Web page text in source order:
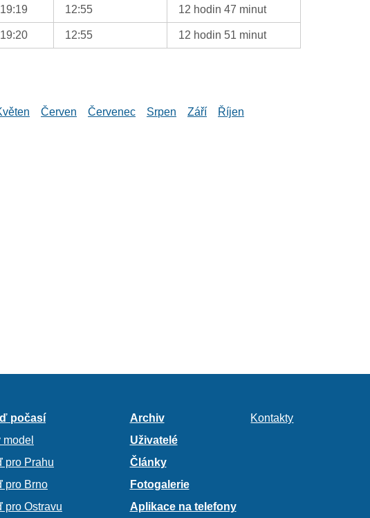
19:19 12:55 12 hodin 47 minut
19:20 12:55 12 hodin 51 minut
Červen Červenec Srpen Září
Říjen
počasí
pro Prahu
pro Brno
pro Ostravu
Archiv
Uživatelé
Články
Fotogalerie
Aplikace na telefony
Kontakty